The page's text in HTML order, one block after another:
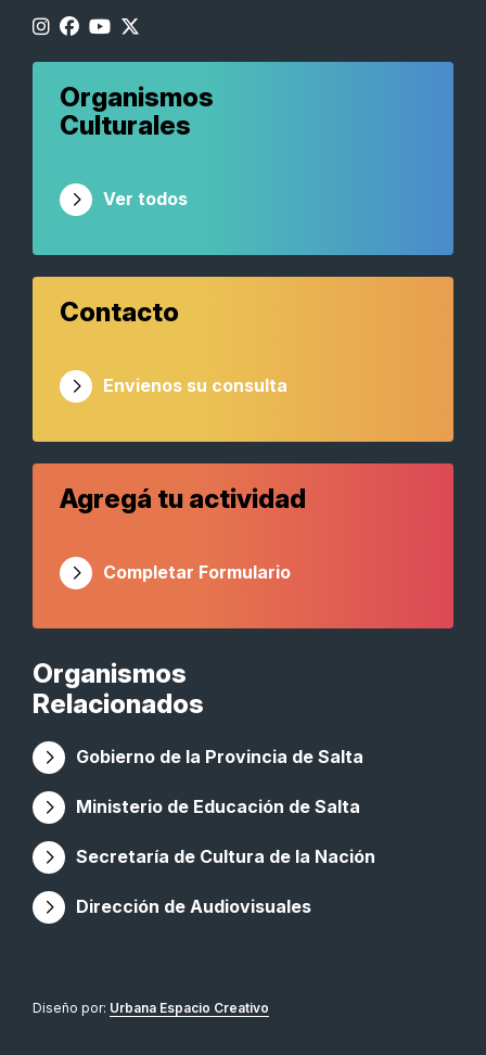
Organismos
Relacionados
Gobierno de la Provincia de Salta
Ministerio de Educación de Salta
Secretaría de Cultura de la Nación
Dirección de Audiovisuales
Organismos
Culturales
Ver todos
Contacto
Envienos su consulta
Agregá tu actividad
Completar Formulario
Diseño por: Urbana Espacio Creativo